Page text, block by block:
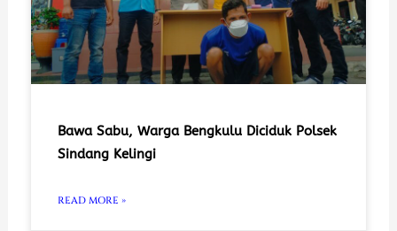
Bawa Sabu, Warga Bengkulu Diciduk Polsek
Sindang Kelingi
READ MORE »